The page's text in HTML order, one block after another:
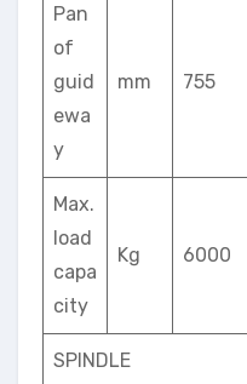
Pan
of
guid
ewa
y
mm 755
Max.
load
capa
city
Kg 6000
SPINDLE